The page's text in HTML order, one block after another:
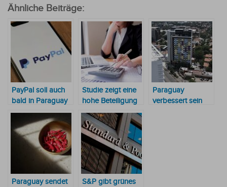
Ähnliche Beiträge:
PayPal soll auch
bald in Paraguay
funktionieren
Studie zeigt eine
hohe Beteiligung
von Frauen im
Unternehmertum
in Paraguay
Paraguay
verbessert sein
Paraguay sendet
S&P gibt grünes